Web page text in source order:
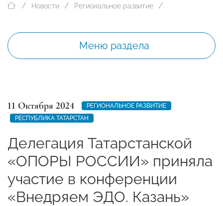
Новости Региональное развитие
Меню раздела
11 Октября 2024
РЕГИОНАЛЬНОЕ РАЗВИТИЕ
РЕСПУБЛИКА ТАТАРСТАН
Делегация Татарстанской
«ОПОРЫ РОССИИ» приняла
участие в конференции
«Внедряем ЭДО. Казань»